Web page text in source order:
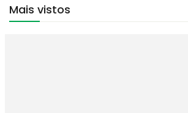
Mais vistos